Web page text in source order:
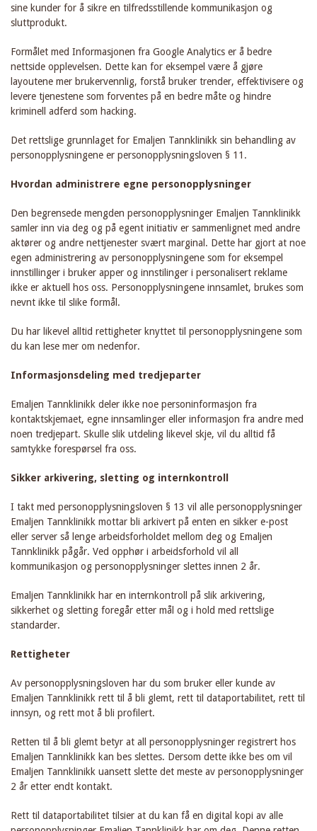
sine kunder for å sikre en tilfredsstillende kommunikasjon og
sluttprodukt.
Formålet med Informasjonen fra Google Analytics er å bedre
nettside opplevelsen. Dette kan for eksempel være å gjøre
layoutene mer brukervennlig, forstå bruker trender, effektivisere og
levere tjenestene som forventes på en bedre måte og hindre
kriminell adferd som hacking.
Det rettslige grunnlaget for Emaljen Tannklinikk sin behandling av
personopplysningene er personopplysningsloven § 11.
Hvordan administrere egne personopplysninger
Den begrensede mengden personopplysninger Emaljen Tannklinikk
samler inn via deg og på egent initiativ er sammenlignet med andre
aktører og andre nettjenester svært marginal. Dette har gjort at noe
egen administrering av personopplysningene som for eksempel
innstillinger i bruker apper og innstilinger i personalisert reklame
ikke er aktuell hos oss. Personopplysningene innsamlet, brukes som
nevnt ikke til slike formål.
Du har likevel alltid rettigheter knyttet til personopplysningene som
du kan lese mer om nedenfor.
Informasjonsdeling med tredjeparter
Emaljen Tannklinikk deler ikke noe personinformasjon fra
kontaktskjemaet, egne innsamlinger eller informasjon fra andre med
noen tredjepart. Skulle slik utdeling likevel skje, vil du alltid få
samtykke forespørsel fra oss.
Sikker arkivering, sletting og internkontroll
I takt med personopplysningsloven § 13 vil alle personopplysninger
Emaljen Tannklinikk mottar bli arkivert på enten en sikker e-post
eller server så lenge arbeidsforholdet mellom deg og Emaljen
Tannklinikk pågår. Ved opphør i arbeidsforhold vil all
kommunikasjon og personopplysninger slettes innen 2 år.
Emaljen Tannklinikk har en internkontroll på slik arkivering,
sikkerhet og sletting foregår etter mål og i hold med rettslige
standarder.
Rettigheter
Av personopplysningsloven har du som bruker eller kunde av
Emaljen Tannklinikk rett til å bli glemt, rett til dataportabilitet, rett til
innsyn, og rett mot å bli profilert.
Retten til å bli glemt betyr at all personopplysninger registrert hos
Emaljen Tannklinikk kan bes slettes. Dersom dette ikke bes om vil
Emaljen Tannklinikk uansett slette det meste av personopplysninger
2 år etter endt kontakt.
Rett til dataportabilitet tilsier at du kan få en digital kopi av alle